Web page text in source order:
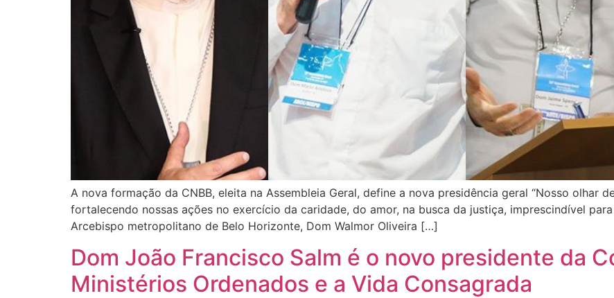
A nova formação da CNBB, eleita na Assembleia Geral, define a nova presidência geral “Nosso olhar
fortalecendo nossas ações no exercício da caridade, do amor, na busca da justiça, imprescindível
Arcebispo metropolitano de Belo Horizonte, Dom Walmor Oliveira […]
Dom João Francisco Salm é o novo presidente da
Ministérios Ordenados e a Vida Consagrada